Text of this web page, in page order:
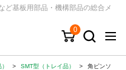
ど基板用部品・機構部品の総合メ
0
> SMT型（トレイ品） >
角ピンソ